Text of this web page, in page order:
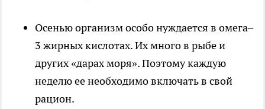
Осенью организм особо нуждается в омега–
3 жирных кислотах. Их много в рыбе и
других «дарах моря». Поэтому каждую
неделю ее необходимо включать в свой
рацион.